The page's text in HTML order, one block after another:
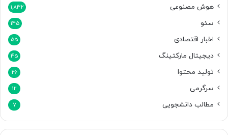
هوش مصنوعی 1,832
سئو 145
اخبار اقتصادی 55
دیجیتال مارکتینگ 45
تولید محتوا 26
سرگرمی 12
مطالب دانشجویی 7